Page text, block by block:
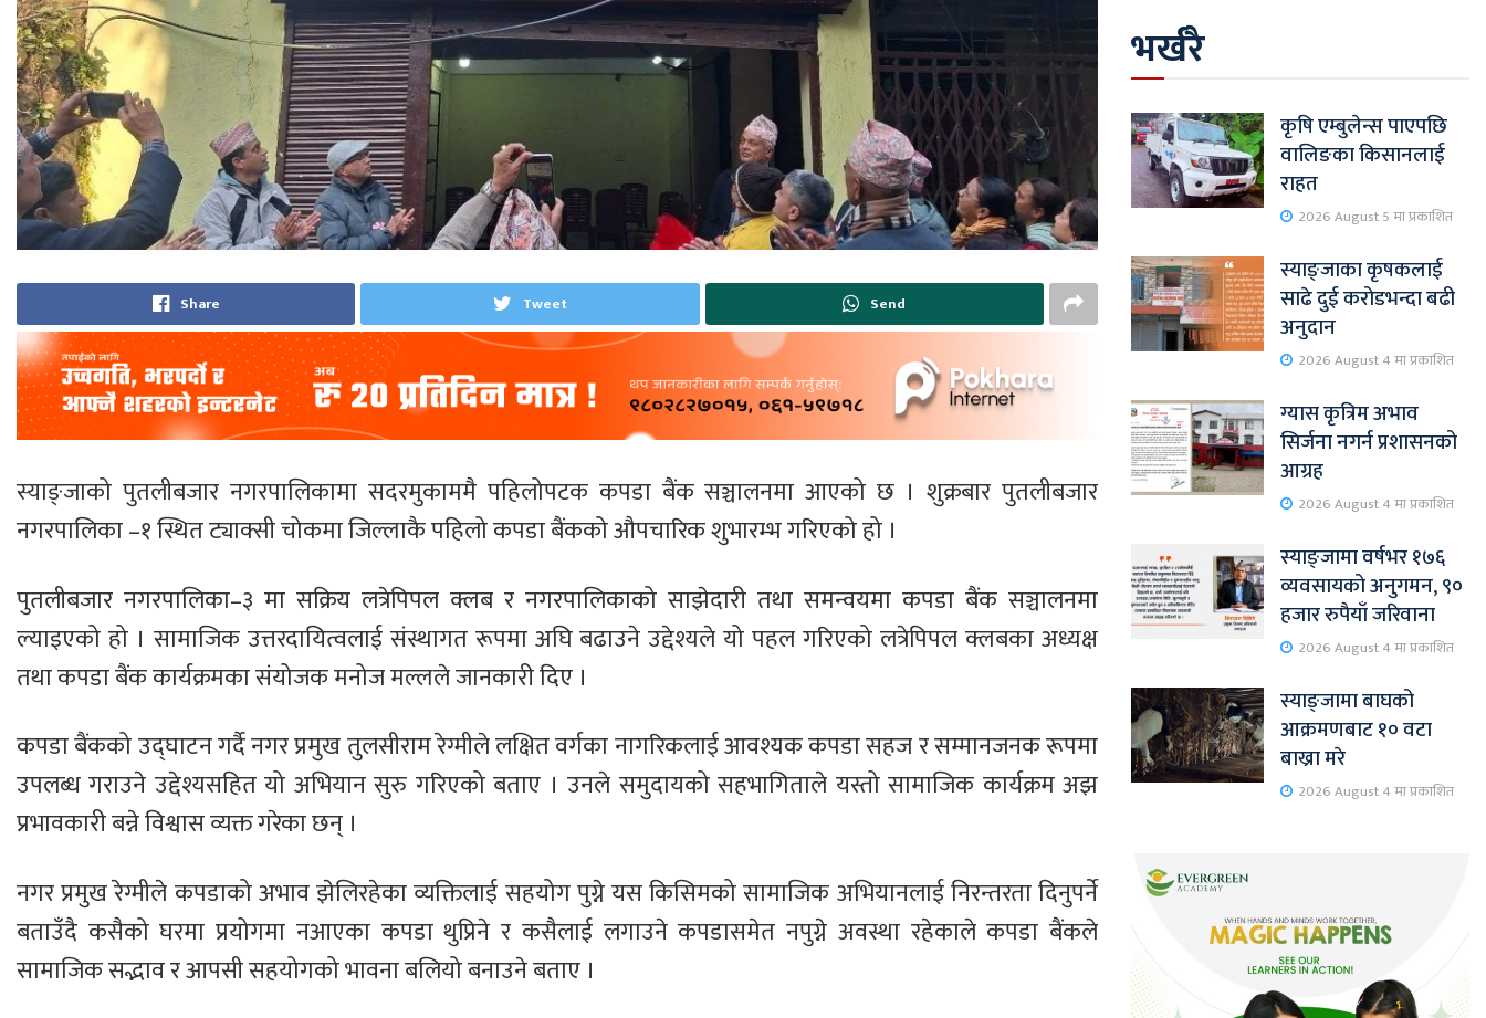
Share Tweet Send
स्याङ्जाको पुतलीबजार नगरपालिकामा सदरमुकाममै पहिलोपटक कपडा बैंक सञ्चालनमा आएको छ । शुक्रबार पुतलीबजार
नगरपालिका –१ स्थित ट्याक्सी चोकमा जिल्लाकै पहिलो कपडा बैंकको औपचारिक शुभारम्भ गरिएको हो ।
पुतलीबजार नगरपालिका–३ मा सक्रिय लत्रेपिपल क्लब र नगरपालिकाको साझेदारी तथा समन्वयमा कपडा बैंक सञ्चालनमा
ल्याइएको हो । सामाजिक उत्तरदायित्वलाई संस्थागत रूपमा अघि बढाउने उद्देश्यले यो पहल गरिएको लत्रेपिपल क्लबका अध्यक्ष
तथा कपडा बैंक कार्यक्रमका संयोजक मनोज मल्लले जानकारी दिए ।
कपडा बैंकको उद्घाटन गर्दै नगर प्रमुख तुलसीराम रेग्मीले लक्षित वर्गका नागरिकलाई आवश्यक कपडा सहज र सम्मानजनक रूपमा
उपलब्ध गराउने उद्देश्यसहित यो अभियान सुरु गरिएको बताए । उनले समुदायको सहभागिताले यस्तो सामाजिक कार्यक्रम अझ
प्रभावकारी बन्ने विश्वास व्यक्त गरेका छन् ।
नगर प्रमुख रेग्मीले कपडाको अभाव झेलिरहेका व्यक्तिलाई सहयोग पुग्ने यस किसिमको सामाजिक अभियानलाई निरन्तरता दिनुपर्ने
बताउँदै कसैको घरमा प्रयोगमा नआएका कपडा थुप्रिने र कसैलाई लगाउने कपडासमेत नपुग्ने अवस्था रहेकाले कपडा बैंकले
सामाजिक सद्भाव र आपसी सहयोगको भावना बलियो बनाउने बताए ।
भर्खरै
कृषि एम्बुलेन्स पाएपछि
वालिङका किसानलाई
राहत
2026 August 5 मा प्रकाशित
स्याङ्जाका कृषकलाई
साढे दुई करोडभन्दा बढी
अनुदान
2026 August 4 मा प्रकाशित
ग्यास कृत्रिम अभाव
सिर्जना नगर्न प्रशासनको
आग्रह
2026 August 4 मा प्रकाशित
स्याङ्जामा वर्षभर १७६
व्यवसायको अनुगमन, ९०
हजार रुपैयाँ जरिवाना
2026 August 4 मा प्रकाशित
स्याङ्जामा बाघको
आक्रमणबाट १० वटा
बाख्रा मरे
2026 August 4 मा प्रकाशित